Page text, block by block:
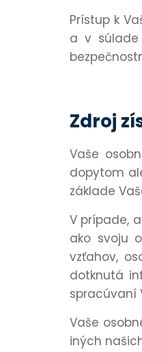
Prístup k
a v súlade
Zdroj
Vaše
dopytom
základe
V prípade,
ako svoju
vzťahov,
dotknutá
spracúvaní
Vaše
iných